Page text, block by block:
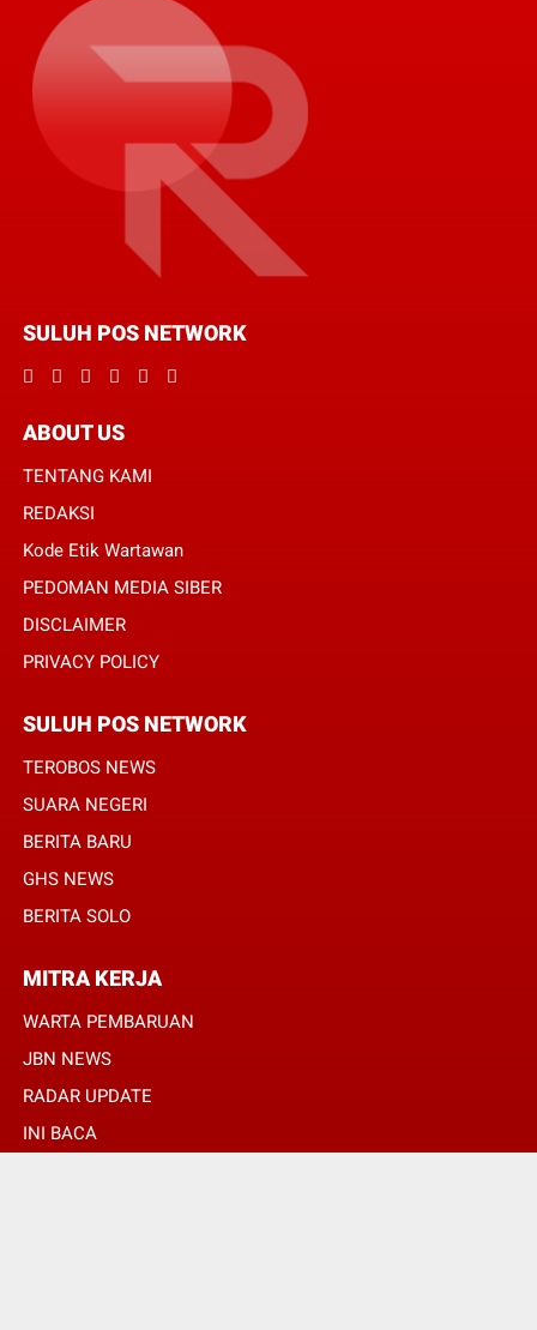
SULUH POS NETWORK
ABOUT US
TENTANG KAMI
REDAKSI
Kode Etik Wartawan
PEDOMAN MEDIA SIBER
DISCLAIMER
PRIVACY POLICY
SULUH POS NETWORK
TEROBOS NEWS
SUARA NEGERI
BERITA BARU
GHS NEWS
BERITA SOLO
MITRA KERJA
WARTA PEMBARUAN
JBN NEWS
RADAR UPDATE
INI BACA